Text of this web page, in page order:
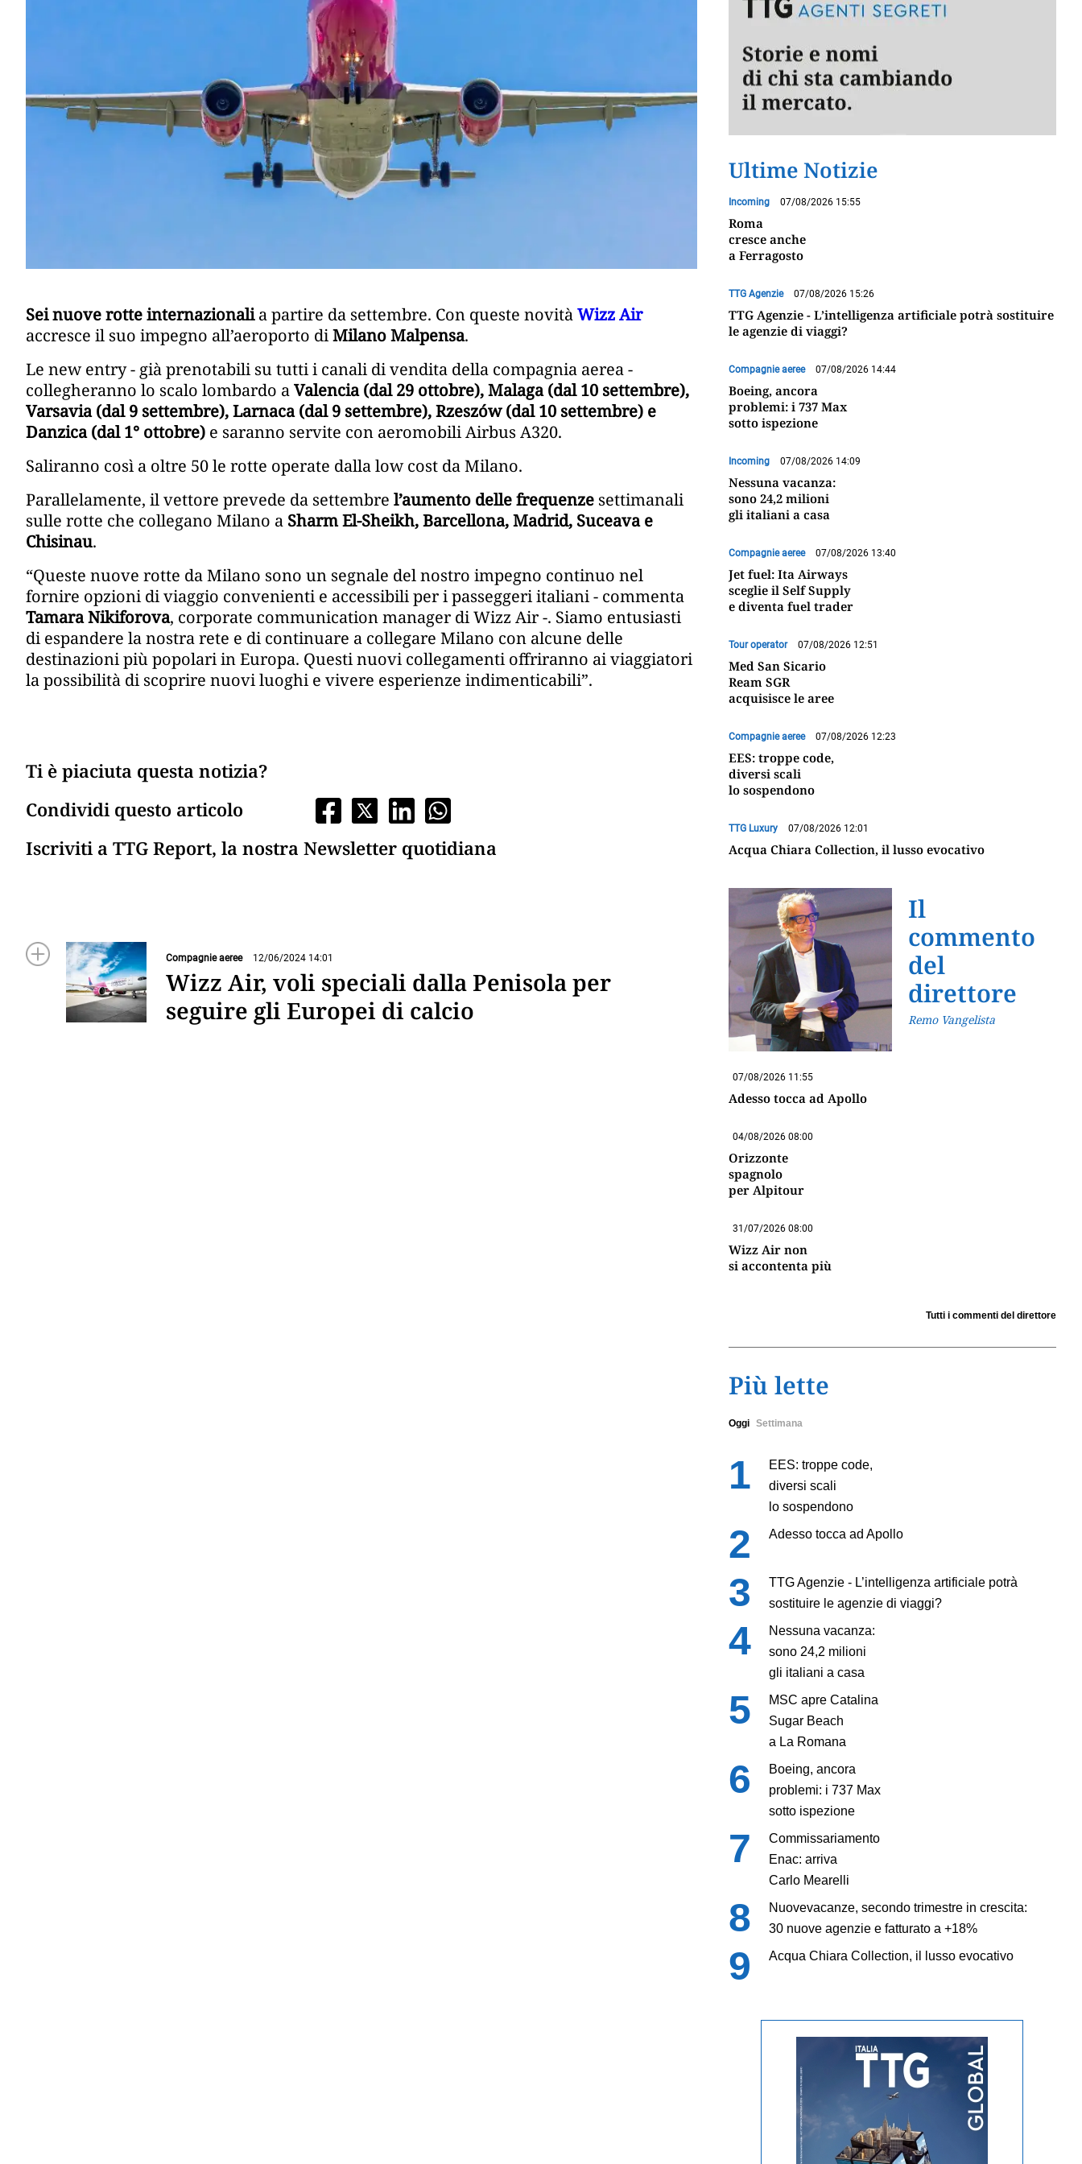
Sei nuove rotte internazionalia partire da settembre. Con queste novitàWizz Air
accresce il suo impegno all’aeroporto diMilano Malpensa.
Le new entry - già prenotabili su tutti i canali di vendita della compagnia aerea -
collegheranno lo scalo lombardo aValencia (dal 29 ottobre), Malaga (dal 10 settembre),
Varsavia (dal 9 settembre), Larnaca (dal 9 settembre), Rzeszów (dal 10 settembre) e
Danzica (dal 1° ottobre) e saranno servite con aeromobili Airbus A320.
Saliranno così a oltre 50 le rotte operate dalla low cost da Milano.
Parallelamente, il vettore prevede da settembre l’aumento delle frequenze settimanali
sulle rotte che collegano Milano a Sharm El-Sheikh, Barcellona, Madrid, Suceava e
Chisinau.
“Queste nuove rotte da Milano sono un segnale del nostro impegno continuo nel
fornire opzioni di viaggio convenienti e accessibili per i passeggeri italiani - commenta
Tamara Nikiforova, corporate communication manager di Wizz Air -. Siamo entusiasti
di espandere la nostra rete e di continuare a collegare Milano con alcune delle
destinazioni più popolari in Europa. Questi nuovi collegamenti offriranno ai viaggiatori
la possibilità di scoprire nuovi luoghi e vivere esperienze indimenticabili”.
Ti è piaciuta questa notizia?
Condividi questo articolo
Iscriviti a TTG Report, la nostra Newsletter quotidiana
Compagnie aeree 12/06/2024 14:01
Wizz Air, voli speciali dalla Penisola per
seguire gli Europei di calcio
Ultime Notizie
Incoming 07/08/2026 15:55
Roma
cresce anche
a Ferragosto
TTG Agenzie 07/08/2026 15:26
TTG Agenzie - L’intelligenza artificiale potrà sostituire
le agenzie di viaggi?
Compagnie aeree 07/08/2026 14:44
Boeing, ancora
problemi: i 737 Max
sotto ispezione
Incoming 07/08/2026 14:09
Nessuna vacanza:
sono 24,2 milioni
gli italiani a casa
Compagnie aeree 07/08/2026 13:40
Jet fuel: Ita Airways
sceglie il Self Supply
e diventa fuel trader
Tour operator 07/08/2026 12:51
Med San Sicario
Ream SGR
acquisisce le aree
Compagnie aeree 07/08/2026 12:23
EES: troppe code,
diversi scali
lo sospendono
TTG Luxury 07/08/2026 12:01
Acqua Chiara Collection, il lusso evocativo
Il
commento
del
direttore
Remo Vangelista
07/08/2026 11:55
Adesso tocca ad Apollo
04/08/2026 08:00
Orizzonte
spagnolo
per Alpitour
31/07/2026 08:00
Wizz Air non
si accontenta più
Tutti i commenti del direttore
Più lette
Oggi Settimana
EES: troppe code,
diversi scali
lo sospendono
Adesso tocca ad Apollo
TTG Agenzie - L’intelligenza artificiale potrà
sostituire le agenzie di viaggi?
Nessuna vacanza:
sono 24,2 milioni
gli italiani a casa
MSC apre Catalina
Sugar Beach
a La Romana
Boeing, ancora
problemi: i 737 Max
sotto ispezione
Commissariamento
Enac: arriva
Carlo Mearelli
Nuovevacanze, secondo trimestre in crescita:
30 nuove agenzie e fatturato a +18%
Acqua Chiara Collection, il lusso evocativo